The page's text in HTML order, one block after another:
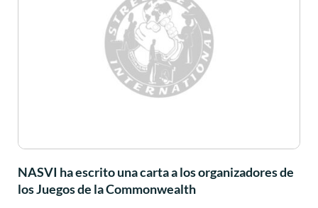
NASVI ha escrito una carta a los organizadores de
los Juegos de la Commonwealth